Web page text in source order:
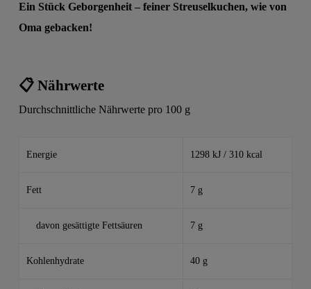
Ein Stück Geborgenheit – feiner Streuselkuchen, wie von
Oma gebacken!
📋 Nährwerte
Durchschnittliche Nährwerte pro 100 g
Energie 1298 kJ / 310 kcal
Fett 7 g
davon gesättigte Fettsäuren 7 g
Kohlenhydrate 40 g